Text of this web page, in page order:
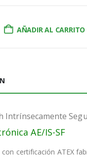
AÑADIR AL CARRITO
Intrínsecamente
AE/IS-SF
certificación ATEX